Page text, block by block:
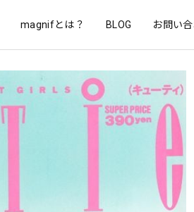
magnifとは？ BLOG お問い